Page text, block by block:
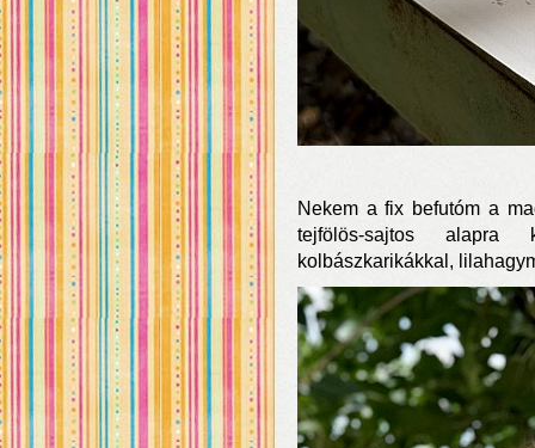
Nekem a fix befutóm a
tejfölös-sajtos
kolbászkarikákkal,